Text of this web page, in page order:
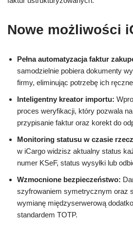
Nowe możliwości
Pełna automatyzacja faktur
samodzielnie pobiera dokumenty
firmy, eliminując potrzebę ich
Inteligentny kreator importu:
proces weryfikacji, który pozwala
przypisanie faktur oraz korekt do
Monitoring statusu w czasie
w iCargo widzisz aktualny status
numer KSeF, status wysyłki lub
Wzmocnione bezpieczeństwo:
szyfrowaniem symetrycznym oraz
wymianę międzyserwerową
standardem TOTP.